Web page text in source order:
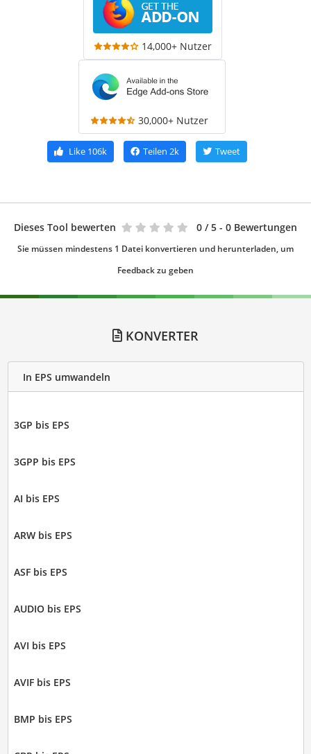
14,000+ Nutzer
30,000+ Nutzer
Like 106k Teilen 2k Tweet
Dieses Tool bewerten 0 / 5 - 0 Bewertungen
Sie müssen mindestens 1 Datei konvertieren und herunterladen, um
Feedback zu geben
KONVERTER
In EPS umwandeln
3GP bis EPS
3GPP bis EPS
AI bis EPS
ARW bis EPS
ASF bis EPS
AUDIO bis EPS
AVI bis EPS
AVIF bis EPS
BMP bis EPS